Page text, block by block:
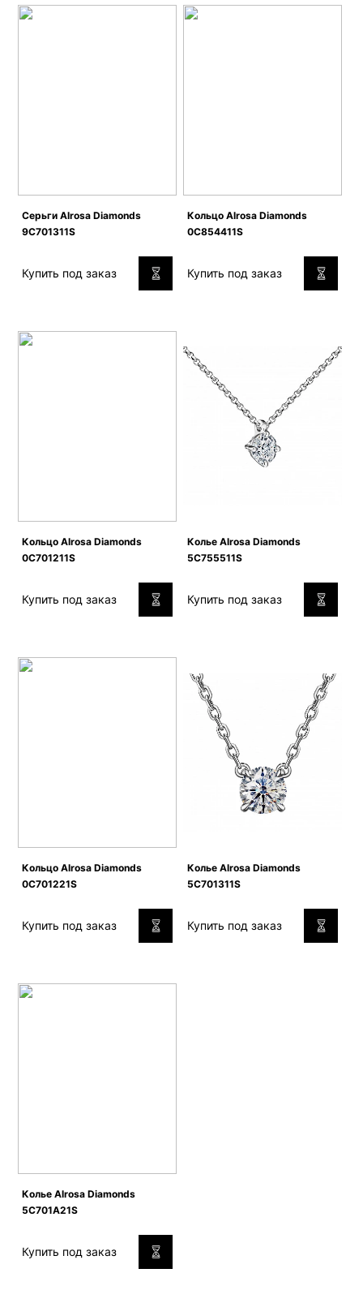
Серьги Alrosa Diamonds
9C701311S
Купить под заказ
Кольцо Alrosa Diamonds
0C854411S
Купить под заказ
Кольцо Alrosa Diamonds
0C701211S
Купить под заказ
Колье Alrosa Diamonds
5C755511S
Купить под заказ
Кольцо Alrosa Diamonds
0C701221S
Купить под заказ
Колье Alrosa Diamonds
5C701311S
Купить под заказ
Колье Alrosa Diamonds
5C701A21S
Купить под заказ